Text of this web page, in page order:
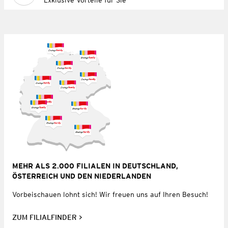
MEHR ALS 2.000 FILIALEN IN DEUTSCHLAND,
ÖSTERREICH UND DEN NIEDERLANDEN
Vorbeischauen lohnt sich! Wir freuen uns auf Ihren Besuch!
ZUM FILIALFINDER